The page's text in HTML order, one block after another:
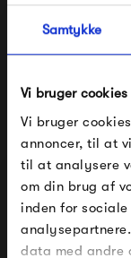
Samtykke
Vi bruger cookies
Vi bruger
annoncer, til at
til at analysere
om din brug af
inden for sociale
data med andre
egne regler. Det
skaber bestemt
bløde kurver en
af os ofte søger.
FÅ 10%
Indtast din e-
mail.